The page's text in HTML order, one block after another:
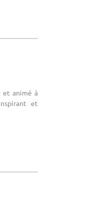
et animé à
et